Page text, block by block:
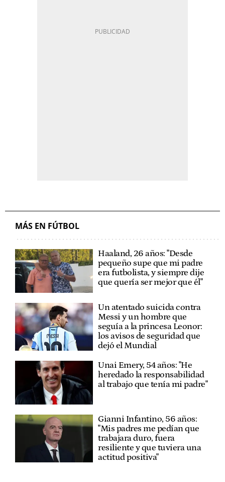
MÁS EN FÚTBOL
Haaland, 26 años: "Desde
pequeño supe que mi padre
era futbolista, y siempre dije
que quería ser mejor que él"
Un atentado suicida contra
Messi y un hombre que
seguía a la princesa Leonor:
los avisos de seguridad que
dejó el Mundial
Unai Emery, 54 años: "He
heredado la responsabilidad
al trabajo que tenía mi padre"
Gianni Infantino, 56 años:
"Mis padres me pedían que
trabajara duro, fuera
resiliente y que tuviera una
actitud positiva"